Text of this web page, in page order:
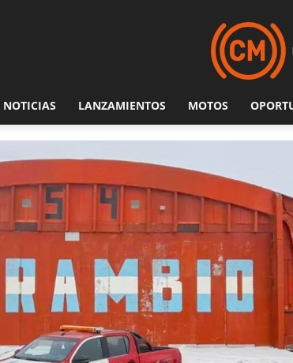
NOTICIAS LANZAMIENTOS MOTOS